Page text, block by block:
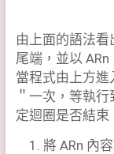
由上面的語法看
尾端，並以
當程式由上方進
＂一次，等執
定迴圈是否結束
將 ARn 內